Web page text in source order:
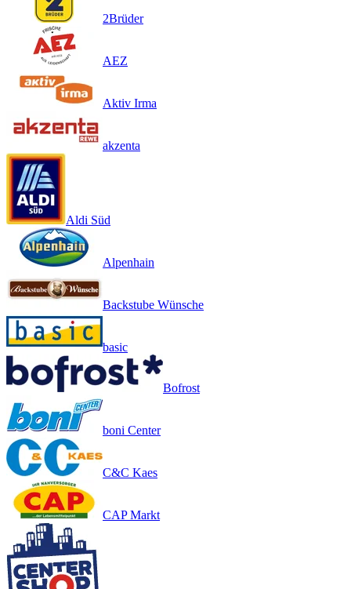
2Brüder
AEZ
Aktiv Irma
akzenta
Aldi Süd
Alpenhain
Backstube Wünsche
basic
Bofrost
boni Center
C&C Kaes
CAP Markt